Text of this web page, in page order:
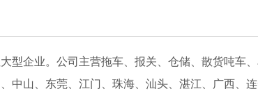
型企业。公司主营拖车、报关、仓储、散货吨车
中山、东莞、江门、珠海、汕头、湛江、广西、